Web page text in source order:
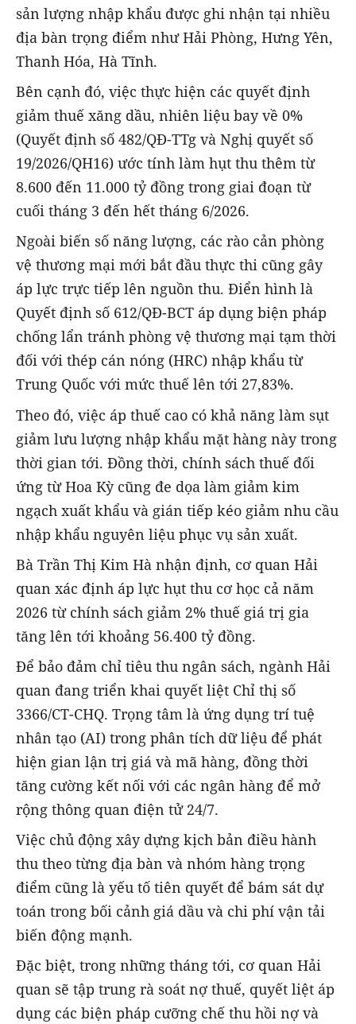
sản lượng nhập khẩu được ghi nhận tại nhiều
địa bàn trọng điểm như Hải Phòng, Hưng Yên,
Thanh Hóa, Hà Tĩnh.
Bên cạnh đó, việc thực hiện các quyết định
giảm thuế xăng dầu, nhiên liệu bay về 0%
(Quyết định số 482/QĐ-TTg và Nghị quyết số
19/2026/QH16) ước tính làm hụt thu thêm từ
8.600 đến 11.000 tỷ đồng trong giai đoạn từ
cuối tháng 3 đến hết tháng 6/2026.
Ngoài biến số năng lượng, các rào cản phòng
vệ thương mại mới bắt đầu thực thi cũng gây
áp lực trực tiếp lên nguồn thu. Điển hình là
Quyết định số 612/QĐ-BCT áp dụng biện pháp
chống lẩn tránh phòng vệ thương mại tạm thời
đối với thép cán nóng (HRC) nhập khẩu từ
Trung Quốc với mức thuế lên tới 27,83%.
Theo đó, việc áp thuế cao có khả năng làm sụt
giảm lưu lượng nhập khẩu mặt hàng này trong
thời gian tới. Đồng thời, chính sách thuế đối
ứng từ Hoa Kỳ cũng đe dọa làm giảm kim
ngạch xuất khẩu và gián tiếp kéo giảm nhu cầu
nhập khẩu nguyên liệu phục vụ sản xuất.
Bà Trần Thị Kim Hà nhận định, cơ quan Hải
quan xác định áp lực hụt thu cơ học cả năm
2026 từ chính sách giảm 2% thuế giá trị gia
tăng lên tới khoảng 56.400 tỷ đồng.
Để bảo đảm chỉ tiêu thu ngân sách, ngành Hải
quan đang triển khai quyết liệt Chỉ thị số
3366/CT-CHQ. Trọng tâm là ứng dụng trí tuệ
nhân tạo (AI) trong phân tích dữ liệu để phát
hiện gian lận trị giá và mã hàng, đồng thời
tăng cường kết nối với các ngân hàng để mở
rộng thông quan điện tử 24/7.
Việc chủ động xây dựng kịch bản điều hành
thu theo từng địa bàn và nhóm hàng trọng
điểm cũng là yếu tố tiên quyết để bám sát dự
toán trong bối cảnh giá dầu và chi phí vận tải
biến động mạnh.
Đặc biệt, trong những tháng tới, cơ quan Hải
quan sẽ tập trung rà soát nợ thuế, quyết liệt áp
dụng các biện pháp cưỡng chế thu hồi nợ và